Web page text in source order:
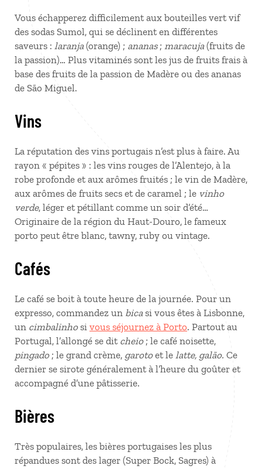
Vous échapperez difficilement aux bouteilles vert vif
des sodas Sumol, qui se déclinent en différentes
saveurs : laranja (orange) ; ananas; maracuja (fruits de
la passion)… Plus vitaminés sont les jus de fruits frais à
base des fruits de la passion de Madère ou des ananas
de São Miguel.
Vins
La réputation des vins portugais n’est plus à faire. Au
rayon « pépites » : les vins rouges de l’Alentejo, à la
robe profonde et aux arômes fruités ; le vin de Madère,
aux arômes de fruits secs et de caramel ; le vinho
verde, léger et pétillant comme un soir d’été…
Originaire de la région du Haut-Douro, le fameux
porto peut être blanc, tawny, ruby ou vintage.
Cafés
Le café se boit à toute heure de la journée. Pour un
expresso, commandez un bica si vous êtes à Lisbonne,
un cimbalinhosi vous séjournez à Porto. Partout au
Portugal, l’allongé se dit cheio; le café noisette,
pingado; le grand crème, garotoet le latte, galão. Ce
dernier se sirote généralement à l’heure du goûter et
accompagné d’une pâtisserie.
Bières
Très populaires, les bières portugaises les plus
répandues sont des lager (Super Bock, Sagres) à